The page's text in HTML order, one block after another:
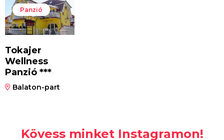
Panzió
Tokajer
Wellness
Panzió ***
Balaton-part
Kövess minket Instagramon!